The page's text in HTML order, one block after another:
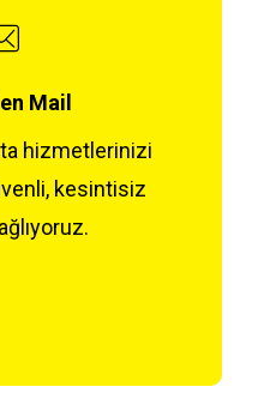
Mail
hizmetlerinizi
kesintisiz